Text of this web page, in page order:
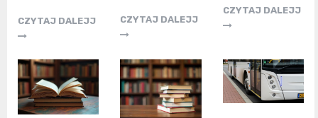
CZYTAJ DALEJJ CZYTAJ DALEJJ
CZYTAJ DALEJJ